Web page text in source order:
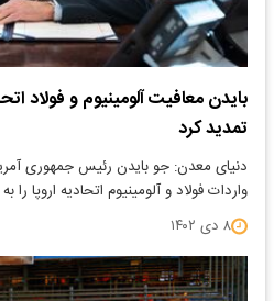
بایدن معافیت آلومینیوم و فولاد
تمدید کرد
دنیای معدن: جو بایدن رئیس جمهوری
واردات فولاد و آلومینیوم اتحادیه اروپا
۸ دی ۱۴۰۲